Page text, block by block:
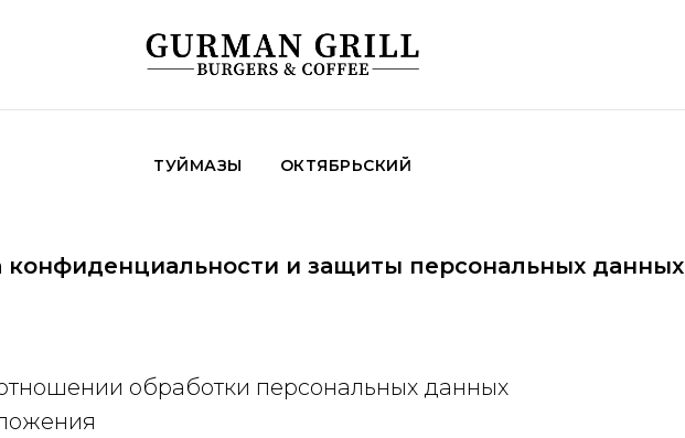
ТУЙМАЗЫ ОКТЯБРЬСКИЙ
конфиденциальности и защиты персональных данных
обработки персональных данных